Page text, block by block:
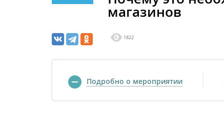
магазинов
1822
Подробно о мероприятии